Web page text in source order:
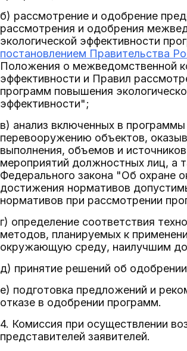
б) рассмотрение и одобрение
рассмотрения и одобрения
экологической эффективности
постановлением Правительства
Положения о межведомственной
эффективности и Правил
программ повышения
эффективности";
в) анализ включенных в
перевооружению объектов,
выполнения, объемов и
мероприятий должностных лиц, а
Федерального закона "Об охране
достижения нормативов
нормативов при рассмотрении
г) определение соответствия
методов, планируемых к
окружающую среду, наилучшим
д) принятие решений об
е) подготовка предложений и
отказе в одобрении программ.
4. Комиссия при осуществлении
представителей заявителей.